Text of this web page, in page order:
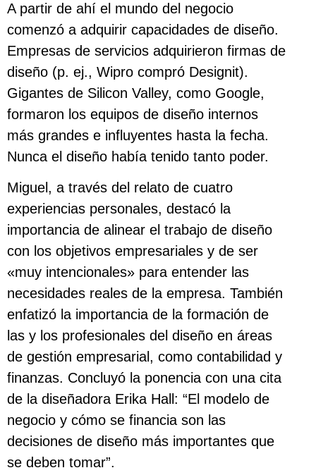
A partir de ahí el mundo del negocio
comenzó a adquirir capacidades de diseño.
Empresas de servicios adquirieron firmas de
diseño (p. ej., Wipro compró Designit).
Gigantes de Silicon Valley, como Google,
formaron los equipos de diseño internos
más grandes e influyentes hasta la fecha.
Nunca el diseño había tenido tanto poder.
Miguel, a través del relato de cuatro
experiencias personales, destacó la
importancia de alinear el trabajo de diseño
con los objetivos empresariales y de ser
«muy intencionales» para entender las
necesidades reales de la empresa. También
enfatizó la importancia de la formación de
las y los profesionales del diseño en áreas
de gestión empresarial, como contabilidad y
finanzas. Concluyó la ponencia con una cita
de la diseñadora Erika Hall: “El modelo de
negocio y cómo se financia son las
decisiones de diseño más importantes que
se deben tomar”.